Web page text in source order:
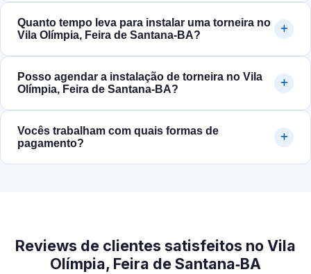
Quanto tempo leva para instalar uma torneira no
Vila Olímpia, Feira de Santana‑BA?
Posso agendar a instalação de torneira no Vila
Olímpia, Feira de Santana‑BA?
Vocês trabalham com quais formas de
pagamento?
Reviews de clientes satisfeitos no Vila
Olímpia, Feira de Santana‑BA